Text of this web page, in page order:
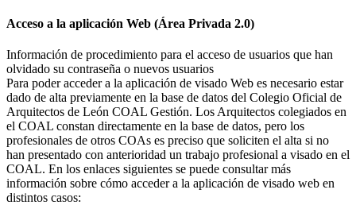
Acceso a la aplicación Web (Área Privada 2.0)
Información de procedimiento para el acceso de usuarios que han
olvidado su contraseña o nuevos usuarios
Para poder acceder a la aplicación de visado Web es necesario estar
dado de alta previamente en la base de datos del Colegio Oficial de
Arquitectos de León COAL Gestión. Los Arquitectos colegiados en
el COAL constan directamente en la base de datos, pero los
profesionales de otros COAs es preciso que soliciten el alta si no
han presentado con anterioridad un trabajo profesional a visado en el
COAL. En los enlaces siguientes se puede consultar más
información sobre cómo acceder a la aplicación de visado web en
distintos casos: